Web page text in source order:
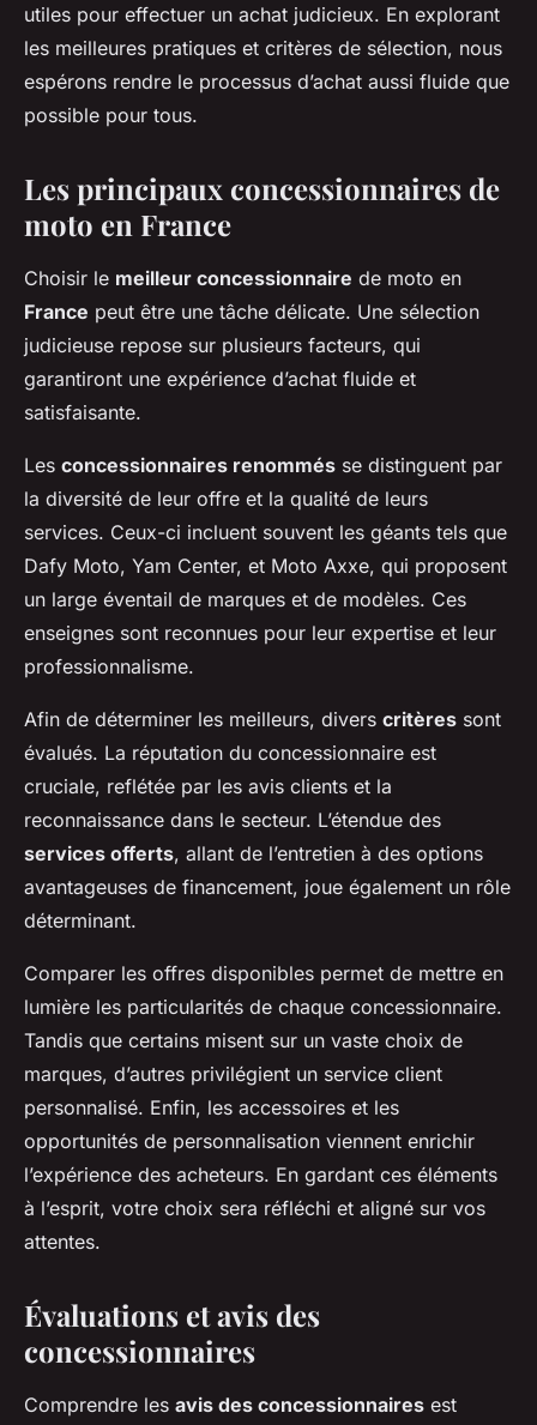
utiles pour effectuer un achat judicieux. En explorant
les meilleures pratiques et critères de sélection, nous
espérons rendre le processus d’achat aussi fluide que
possible pour tous.
Les principaux concessionnaires de
moto en France
Choisir le meilleur concessionnaire de moto en
France peut être une tâche délicate. Une sélection
judicieuse repose sur plusieurs facteurs, qui
garantiront une expérience d’achat fluide et
satisfaisante.
Les concessionnaires renommés se distinguent par
la diversité de leur offre et la qualité de leurs
services. Ceux-ci incluent souvent les géants tels que
Dafy Moto, Yam Center, et Moto Axxe, qui proposent
un large éventail de marques et de modèles. Ces
enseignes sont reconnues pour leur expertise et leur
professionnalisme.
Afin de déterminer les meilleurs, divers critères sont
évalués. La réputation du concessionnaire est
cruciale, reflétée par les avis clients et la
reconnaissance dans le secteur. L’étendue des
services offerts, allant de l’entretien à des options
avantageuses de financement, joue également un rôle
déterminant.
Comparer les offres disponibles permet de mettre en
lumière les particularités de chaque concessionnaire.
Tandis que certains misent sur un vaste choix de
marques, d’autres privilégient un service client
personnalisé. Enfin, les accessoires et les
opportunités de personnalisation viennent enrichir
l’expérience des acheteurs. En gardant ces éléments
à l’esprit, votre choix sera réfléchi et aligné sur vos
attentes.
Évaluations et avis des
concessionnaires
Comprendre les avis des concessionnaires est